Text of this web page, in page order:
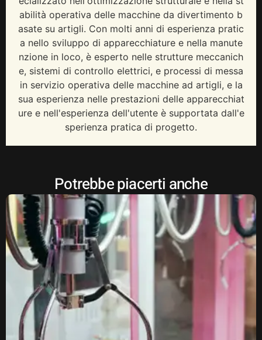
abilità operativa delle macchine da divertimento b
asate su artigli. Con molti anni di esperienza pratic
a nello sviluppo di apparecchiature e nella manute
nzione in loco, è esperto nelle strutture meccanich
e, sistemi di controllo elettrici, e processi di messa
in servizio operativa delle macchine ad artigli, e la
sua esperienza nelle prestazioni delle apparecchiat
ure e nell'esperienza dell'utente è supportata dall'e
sperienza pratica di progetto.
Potrebbe piacerti anche